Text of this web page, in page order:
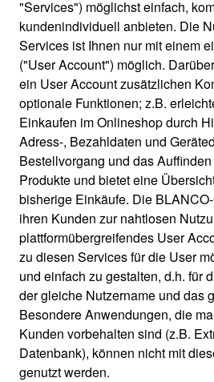
"Services") möglichst einfach,
kundenindividuell anbieten. Die
Services ist Ihnen nur mit einem
("User Account") möglich.
ein User Account zusätzlichen
optionale Funktionen; z.B.
Einkaufen im Onlineshop durch
Adress-, Bezahldaten und
Bestellvorgang und das
Produkte und bietet eine
bisherige Einkäufe. Die
ihren Kunden zur nahtlosen
plattformübergreifendes User
zu diesen Services für die User
und einfach zu gestalten, d.h. für
der gleiche Nutzername und das
Besondere Anwendungen, die
Kunden vorbehalten sind (z.B.
Datenbank), können nicht mit
genutzt werden.